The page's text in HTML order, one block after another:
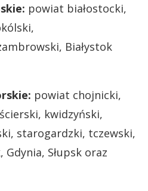
powiat białostocki,
Białystok
powiat chojnicki,
kwidzyński,
starogardzki, tczewski,
Słupsk oraz